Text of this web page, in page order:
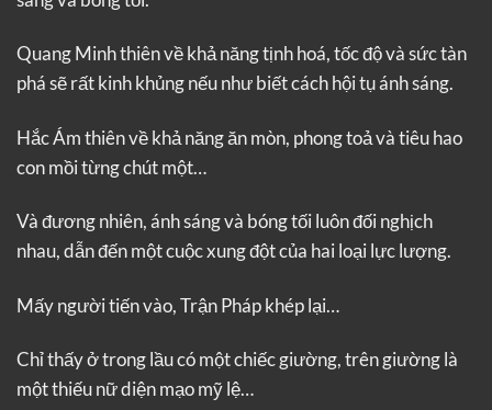
Quang Minh thiên về khả năng tịnh hoá, tốc độ và sức tàn
phá sẽ rất kinh khủng nếu như biết cách hội tụ ánh sáng.
Hắc Ám thiên về khả năng ăn mòn, phong toả và tiêu hao
con mồi từng chút một…
Và đương nhiên, ánh sáng và bóng tối luôn đối nghịch
nhau, dẫn đến một cuộc xung đột của hai loại lực lượng.
Mấy người tiến vào, Trận Pháp khép lại…
Chỉ thấy ở trong lầu có một chiếc giường, trên giường là
một thiếu nữ diện mạo mỹ lệ…